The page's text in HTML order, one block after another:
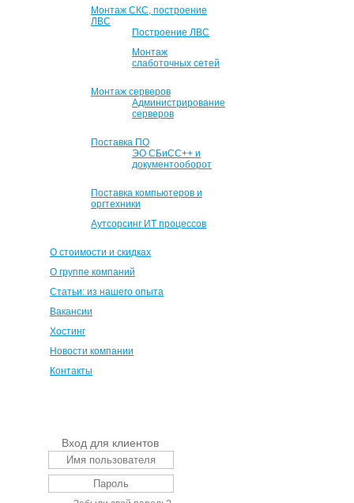
Монтаж СКС, построение
ЛВС
Построение ЛВС
Монтаж
слаботочных сетей
Монтаж серверов
Администрирование
серверов
Поставка ПО
ЭО СБиСС++ и
документооборот
Поставка компьютеров и
оргтехники
Аутсорсинг ИТ процессов
О стоимости и скидках
О группе компаний
Статьи: из нашего опыта
Вакансии
Хостинг
Новости компании
Контакты
Вход для клиентов